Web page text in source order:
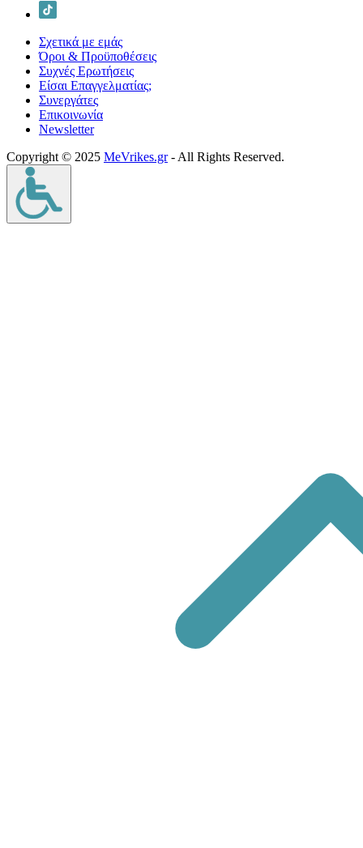
Σχετικά με εμάς
Όροι & Προϋποθέσεις
Συχνές Ερωτήσεις
Είσαι Επαγγελματίας;
Συνεργάτες
Επικοινωνία
Νewsletter
Copyright © 2025 MeVrikes.gr- All Rights Reserved.